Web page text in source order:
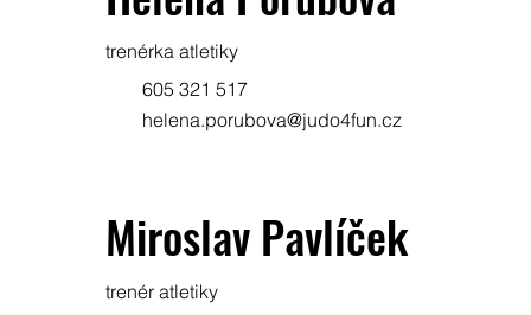
trenérka atletiky
605 321 517
helena.porubova@judo4fun.cz
trenér atletiky
Miroslav Pavlíček